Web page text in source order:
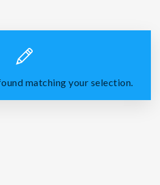
matching your selection.